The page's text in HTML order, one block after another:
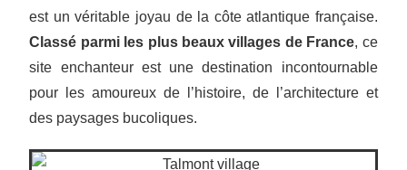
est un véritable joyau de la côte atlantique française.
Classé parmi les plus beaux villages de France, ce
site enchanteur est une destination incontournable
pour les amoureux de l’histoire, de l’architecture et
des paysages bucoliques.